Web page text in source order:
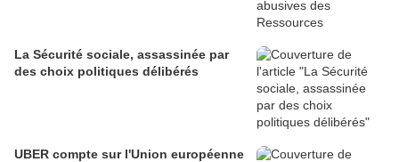
La Sécurité sociale, assassinée par
des choix politiques délibérés
UBER compte sur l'Union européenne